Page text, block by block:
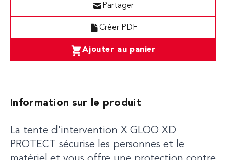
Ajouter au panier
Créer PDF
Partager
Information sur le produit
La tente d'intervention X GLOO XD
PROTECT sécurise les personnes et le